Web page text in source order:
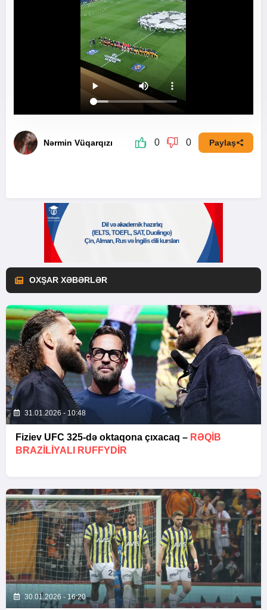
Nərmin Vüqarqızı 0 0 Paylaş
OXŞAR XƏBƏRLƏR
31.01.2026 - 10:48
Fiziev UFC 325-də oktaqona çıxacaq – RƏQIB
BRAZILIYALI RUFFYDIR
30.01.2026 - 16:20